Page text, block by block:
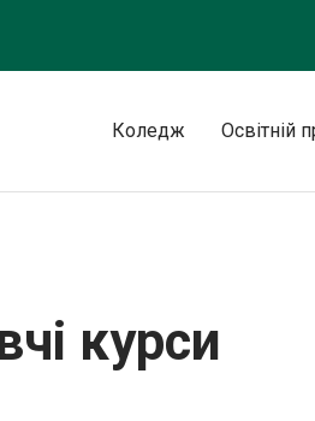
Коледж Освітній
курси